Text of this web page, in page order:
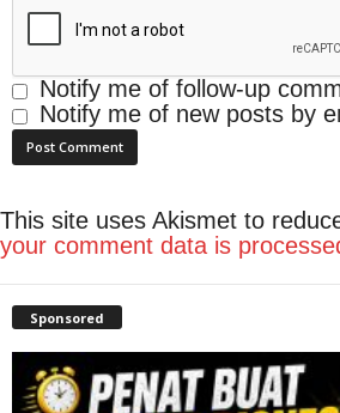
Notify me of follow-up
Notify me of new posts by
This site uses Akismet to
your comment data is
Sponsored